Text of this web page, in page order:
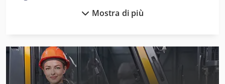
Alberti
Alcoa
Mostra di più